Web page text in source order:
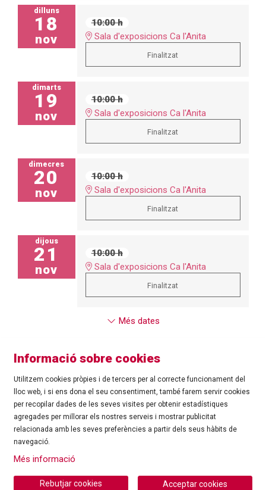
dilluns
18
nov
10:00 h
Sala d'exposicions Ca l'Anita
Finalitzat
dimarts
19
nov
10:00 h
Sala d'exposicions Ca l'Anita
Finalitzat
dimecres
20
nov
10:00 h
Sala d'exposicions Ca l'Anita
Finalitzat
dijous
21
nov
10:00 h
Sala d'exposicions Ca l'Anita
Finalitzat
Més dates
©Ajuntament de Roses| C/ Tarragona, 81 | 17480 ROSES
Tel.: 972 25 24 00 |cultura@roses.cat
Sitemap | Ús de Cookies
Informació sobre cookies
Utilitzem cookies pròpies i de tercers per al correcte funcionament del
lloc web, i si ens dona el seu consentiment, també farem servir cookies
per recopilar dades de les seves visites per obtenir estadístiques
agregades per millorar els nostres serveis i mostrar publicitat
relacionada amb les seves preferències a partir dels seus hàbits de
navegació.
Més informació
Acceptar cookies
Rebutjar cookies